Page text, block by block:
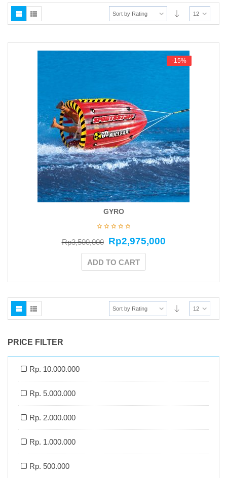
u
Sort by Rating 12
-15%
-15%
GYRO
Rp3,500,000 Rp2,975,000
ADD TO CART
Sort by Rating 12
PRICE FILTER
Rp. 10.000.000
Rp. 5.000.000
Rp. 2.000.000
Rp. 1.000.000
Rp. 500.000